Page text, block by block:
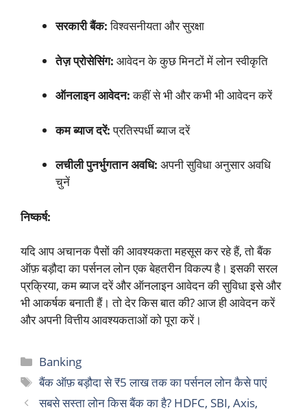
सरकारी बैंक:विश्वसनीयता और सुरक्षा
तेज़ प्रोसेसिंग: आवेदन के कुछ मिनटों में लोन स्वीकृति
ऑनलाइन आवेदन:कहीं से भी और कभी भी आवेदन करें
कम ब्याज दरें:प्रतिस्पर्धी ब्याज दरें
लचीली पुनर्भुगतान अवधि: अपनी सुविधा अनुसार अवधि
चुनें
निष्कर्ष:
यदि आप अचानक पैसों की आवश्यकता महसूस कर रहे हैं, तो बैंक
ऑफ़ बड़ौदा का पर्सनल लोन एक बेहतरीन विकल्प है। इसकी सरल
प्रक्रिया, कम ब्याज दरें और ऑनलाइन आवेदन की सुविधा इसे और
भी आकर्षक बनाती हैं। तो देर किस बात की? आज ही आवेदन करें
और अपनी वित्तीय आवश्यकताओं को पूरा करें।
Categories
Banking
Tags
बैंक ऑफ़ बड़ौदा से ₹5 लाख तक का पर्सनल लोन कैसे पाएं
सबसे सस्ता लोन किस बैंक का है? HDFC, SBI, Axis,